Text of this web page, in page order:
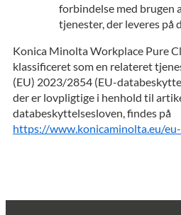
forbindelse med brugen
tjenester, der leveres på
Konica Minolta Workplace Pure
klassificeret som en relateret
(EU) 2023/2854 (EU-
der er lovpligtige i henhold til
databeskyttelsesloven, findes på
https://www.konicaminolta.eu/